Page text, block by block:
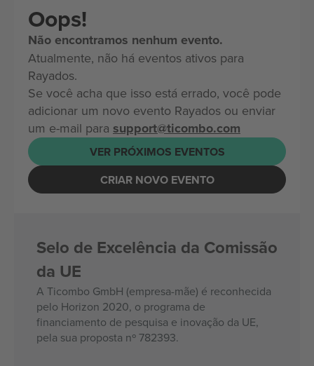
Oops!
Não encontramos nenhum evento.
Atualmente, não há eventos ativos para
Rayados.
Se você acha que isso está errado, você pode
adicionar um novo evento Rayados ou enviar
um e-mail para support@ticombo.com
VER PRÓXIMOS EVENTOS
CRIAR NOVO EVENTO
Selo de Excelência da Comissão
da UE
A Ticombo GmbH (empresa-mãe) é reconhecida
pelo Horizon 2020, o programa de
financiamento de pesquisa e inovação da UE,
pela sua proposta nº 782393.